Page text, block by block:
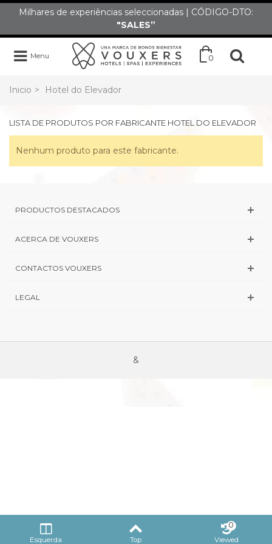
Milhares de experiências seleccionadas | CÓDIGO-DTO:
"SALES”
Menu 0
Inicio > Hotel do Elevador
LISTA DE PRODUTOS POR FABRICANTE HOTEL DO ELEVADOR
Nenhum produto para este fabricante.
PRODUCTOS DESTACADOS
ACERCA DE VOUXERS
CONTACTOS VOUXERS
LEGAL
&
Esquerda Top Viewed
0